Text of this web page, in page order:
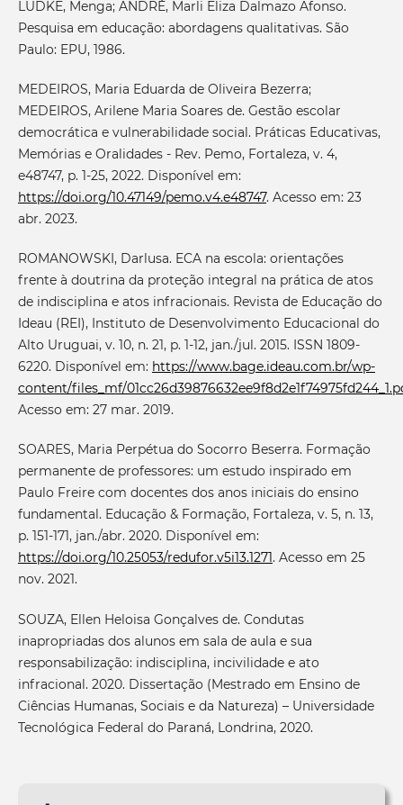
LÜDKE, Menga; ANDRÉ, Marli Eliza Dalmazo Afonso.
Pesquisa em educação: abordagens qualitativas. São
Paulo: EPU, 1986.
MEDEIROS, Maria Eduarda de Oliveira Bezerra;
MEDEIROS, Arilene Maria Soares de. Gestão escolar
democrática e vulnerabilidade social. Práticas Educativas,
Memórias e Oralidades - Rev. Pemo, Fortaleza, v. 4,
e48747, p. 1-25, 2022. Disponível em:
https://doi.org/10.47149/pemo.v4.e48747. Acesso em: 23
abr. 2023.
ROMANOWSKI, Darlusa. ECA na escola: orientações
frente à doutrina da proteção integral na prática de atos
de indisciplina e atos infracionais. Revista de Educação do
Ideau (REI), Instituto de Desenvolvimento Educacional do
Alto Uruguai, v. 10, n. 21, p. 1-12, jan./jul. 2015. ISSN 1809-
6220. Disponível em: https://www.bage.ideau.com.br/wp-
content/files_mf/
Acesso em: 27 mar. 2019.
SOARES, Maria Perpétua do Socorro Beserra. Formação
permanente de professores: um estudo inspirado em
Paulo Freire com docentes dos anos iniciais do ensino
fundamental. Educação & Formação, Fortaleza, v. 5, n. 13,
p. 151-171, jan./abr. 2020. Disponível em:
https://doi.org/10.25053/redufor.v5i13.1271. Acesso em 25
nov. 2021.
SOUZA, Ellen Heloisa Gonçalves de. Condutas
inapropriadas dos alunos em sala de aula e sua
responsabilização: indisciplina, incivilidade e ato
infracional. 2020. Dissertação (Mestrado em Ensino de
Ciências Humanas, Sociais e da Natureza) – Universidade
Tecnológica Federal do Paraná, Londrina, 2020.